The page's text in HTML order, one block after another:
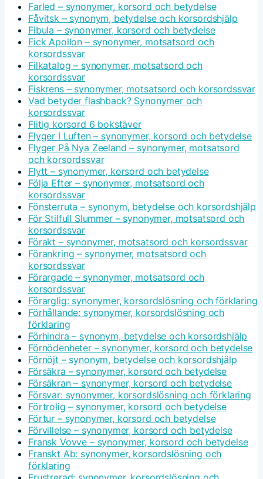
Farled – synonymer, korsord och betydelse
Fåvitsk – synonym, betydelse och korsordshjälp
Fibula – synonymer, korsord och betydelse
Fick Apollon – synonymer, motsatsord och
korsordssvar
Filkatalog – synonymer, motsatsord och
korsordssvar
Fiskrens – synonymer, motsatsord och korsordssvar
Vad betyder flashback? Synonymer och
korsordssvar
Flitig korsord 6 bokstäver
Flyger I Luften – synonymer, korsord och betydelse
Flyger På Nya Zeeland – synonymer, motsatsord
och korsordssvar
Flytt – synonymer, korsord och betydelse
Följa Efter – synonymer, motsatsord och
korsordssvar
Fönsterruta – synonym, betydelse och korsordshjälp
För Stilfull Slummer – synonymer, motsatsord och
korsordssvar
Förakt – synonymer, motsatsord och korsordssvar
Förankring – synonymer, motsatsord och
korsordssvar
Förargade – synonymer, motsatsord och
korsordssvar
Förarglig: synonymer, korsordslösning och förklaring
Förhållande: synonymer, korsordslösning och
förklaring
Förhindra – synonym, betydelse och korsordshjälp
Förnödenheter – synonymer, korsord och betydelse
Förnöjt – synonym, betydelse och korsordshjälp
Försäkra – synonymer, korsord och betydelse
Försäkran – synonymer, korsord och betydelse
Försvar: synonymer, korsordslösning och förklaring
Förtrolig – synonymer, korsord och betydelse
Förtur – synonymer, korsord och betydelse
Förvillelse – synonymer, korsord och betydelse
Fransk Vovve – synonymer, korsord och betydelse
Franskt Ab: synonymer, korsordslösning och
förklaring